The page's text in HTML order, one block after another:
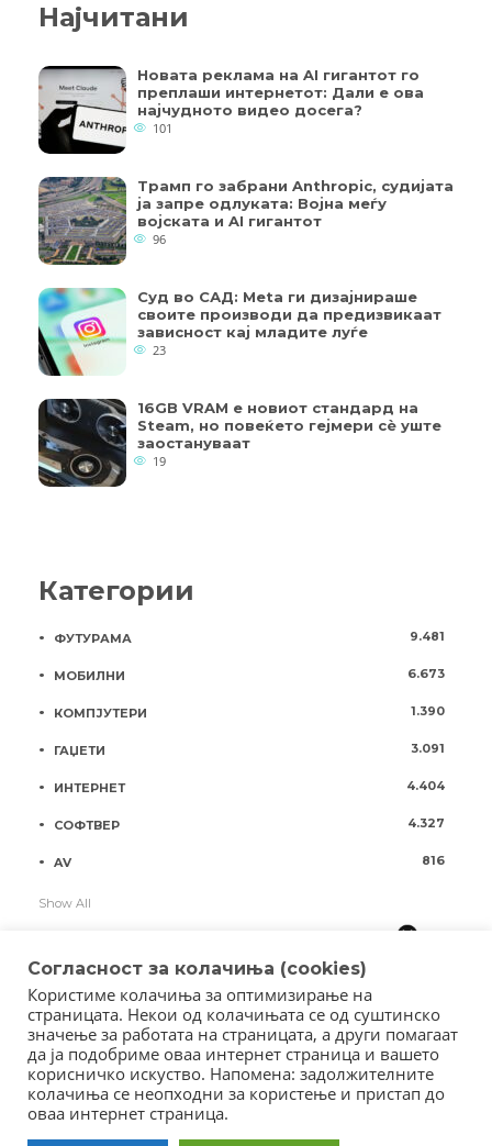
Најчитани
Новата реклама на AI гигантот го
преплаши интернетот: Дали е ова
најчудното видео досега?
101
Трамп го забрани Anthropic, судијата
ја запре одлуката: Војна меѓу
војската и AI гигантот
96
Суд во САД: Meta ги дизајнираше
своите производи да предизвикаат
зависност кај младите луѓе
23
16GB VRAM е новиот стандард на
Steam, но повеќето гејмери ​​сè уште
заостануваат
19
Категории
ФУТУРАМА 9.481
МОБИЛНИ 6.673
КОМПЈУТЕРИ 1.390
ГАЏЕТИ 3.091
ИНТЕРНЕТ 4.404
СОФТВЕР 4.327
AV 816
Show All
Copyright © 2018 - Member of IAB Macedonia
Согласност за колачиња (cookies)
Користиме колачиња за оптимизирање на
страницата. Некои од колачињата се од суштинско
значење за работата на страницата, а други помагаат
да ја подобриме оваа интернет страница и вашето
корисничко искуство. Напомена: задолжителните
колачиња се неопходни за користење и пристап до
оваа интернет страница.